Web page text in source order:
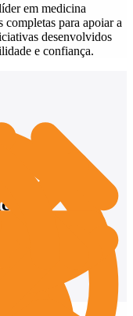
em medicina
para apoiar a
desenvolvidos
e confiança.
canal exclusivo da
para médicos na